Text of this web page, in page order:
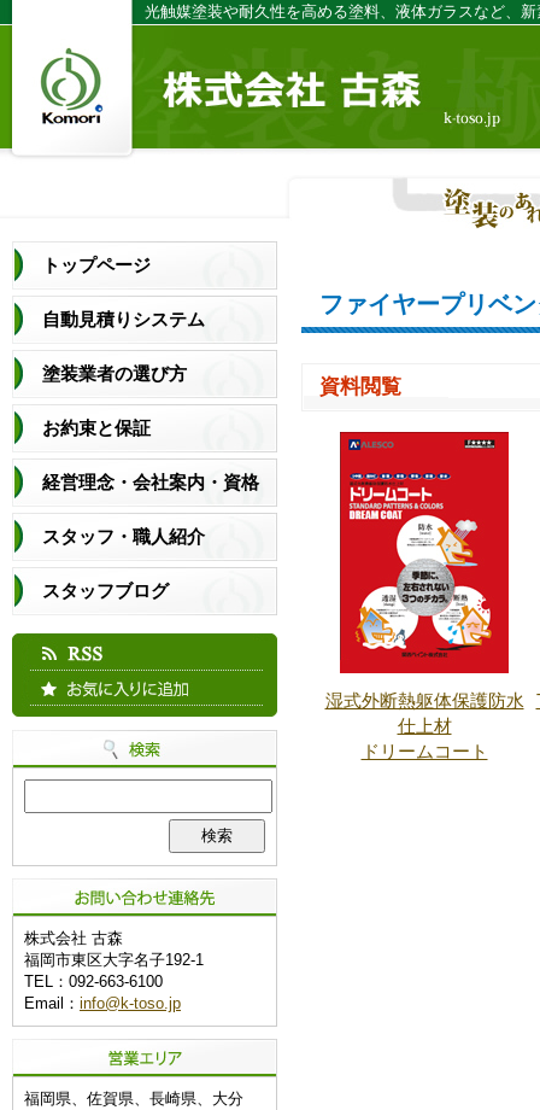
光触媒塗装や耐久性を高める塗料、液体ガラスなど、
トップページ
自動見積りシステム
塗装業者の選び方
お約束と保証
経営理念・会社案内・資格
スタッフ・職人紹介
スタッフブログ
株式会社 古森
福岡市東区大字名子192-1
TEL：092-663-6100
Email： info@k-toso.jp
福岡県、佐賀県、長崎県、大分
ファイヤープリベ
資料閲覧
湿式外断熱躯体保護防水
仕上材
ドリームコート